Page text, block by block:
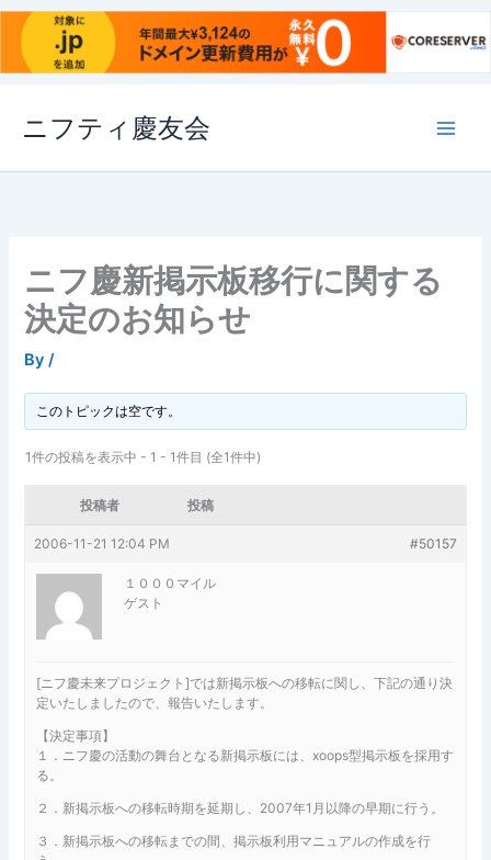
ス
ニフティ慶友会
ニフ慶新掲示板移行に関する
決定のお知らせ
By/
このトピックは空です。
1件の投稿を表示中 - 1 - 1件目 (全1件中)
投稿者 投稿
2006-11-21 12:04 PM #50157
１０００マイル
ゲスト
[ニフ慶未来プロジェクト]では新掲示板への移転に関し、下記の通り決
定いたしましたので、報告いたします。
【決定事項】
１．ニフ慶の活動の舞台となる新掲示板には、xoops型掲示板を採用す
る。
２．新掲示板への移転時期を延期し、2007年1月以降の早期に行う。
３．新掲示板への移転までの間、掲示板利用マニュアルの作成を行